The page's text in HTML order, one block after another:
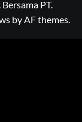
PT.
by AF themes.